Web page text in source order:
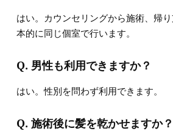
はい。カウンセリングから施術、帰
本的に同じ個室で行います。
Q. 男性も利用できますか？
はい。性別を問わず利用できます。
Q. 施術後に髪を乾かせますか？